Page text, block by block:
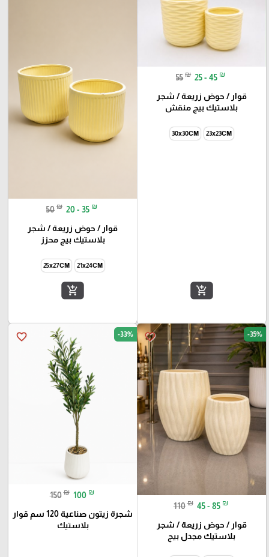
55 ₪ 25 - 45 ₪
قوار / حوض زريعة / شجر
بلاستيك بيج منقش
23x23CM
30x30CM
add_shopping_cart
50 ₪ 20 - 35 ₪
قوار / حوض زريعة / شجر
بلاستيك بيج محزز
21x24CM
25x27CM
add_shopping_cart
favorite_border -35%
110 ₪ 45 - 85 ₪
قوار / حوض زريعة / شجر
بلاستيك مجدل بيج
favorite_border -33%
150 ₪ 100 ₪
شجرة زيتون صناعية 120 سم قوار
بلاستيك